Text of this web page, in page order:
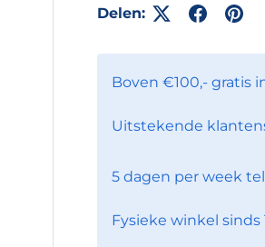
Delen:
Boven €100,- gratis
Uitstekende
5 dagen per week
Fysieke winkel sinds